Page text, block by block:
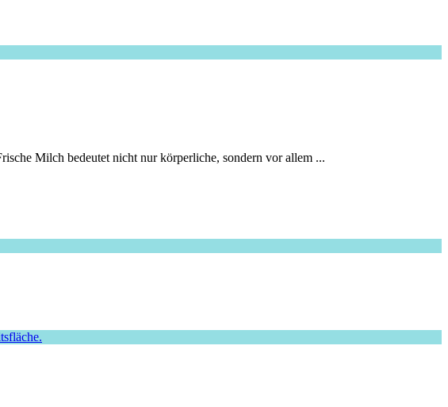
Milch bedeutet nicht nur körperliche, sondern vor allem ...